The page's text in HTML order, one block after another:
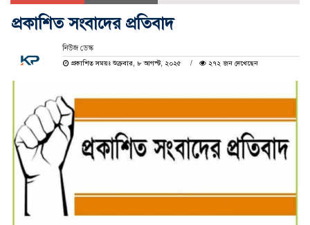
প্রকাশিত সংবাদের প্রতিবাদ
নিউজ ডেস্ক
প্রকাশিত সময়ঃ শুক্রবার, ৮ আগস্ট, ২০২৫
২৭২ জন দেখেছেন